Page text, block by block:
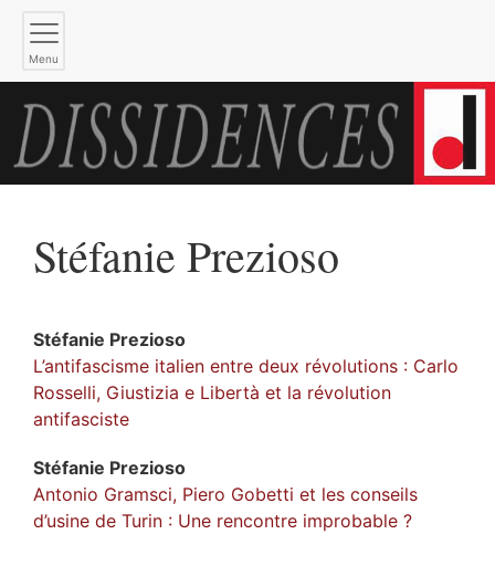
Menu
Stéfanie Prezioso
Stéfanie Prezioso
L’antifascisme italien entre deux révolutions : Carlo
Rosselli, Giustizia e Libertà et la révolution
antifasciste
Stéfanie Prezioso
Antonio Gramsci, Piero Gobetti et les conseils
d’usine de Turin : Une rencontre improbable ?